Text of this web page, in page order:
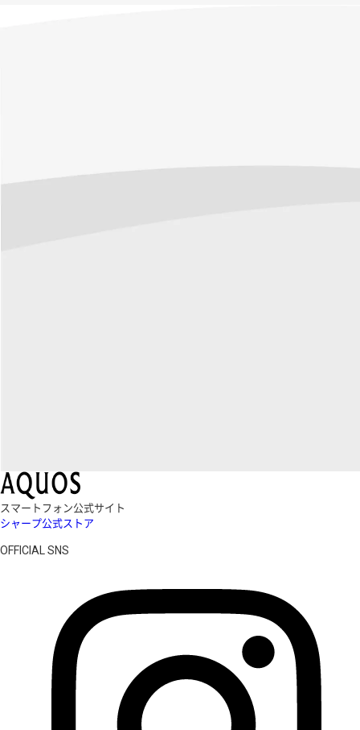
スマートフォン公式サイト
シャープ公式ストア
OFFICIAL SNS